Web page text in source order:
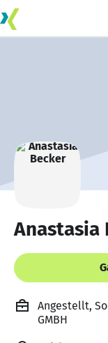
Anastasia
Angestellt,
GMBH